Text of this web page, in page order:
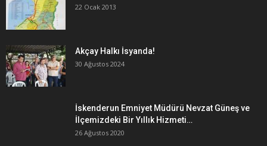
22 Ocak 2013
Akçay Halkı İsyanda!
30 Ağustos 2024
İskenderun Emniyet Müdürü Nevzat Güneş ve
İlçemizdeki Bir Yıllık Hizmeti…
26 Ağustos 2020